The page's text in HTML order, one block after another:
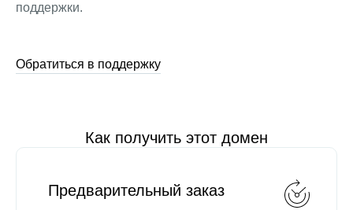
поддержки.
Обратиться в поддержку
Как получить этот домен
Предварительный заказ